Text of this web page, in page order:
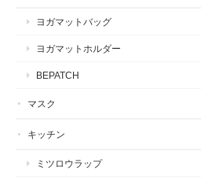
ヨガマットバッグ
ヨガマットホルダー
BEPATCH
マスク
キッチン
ミツロウラップ